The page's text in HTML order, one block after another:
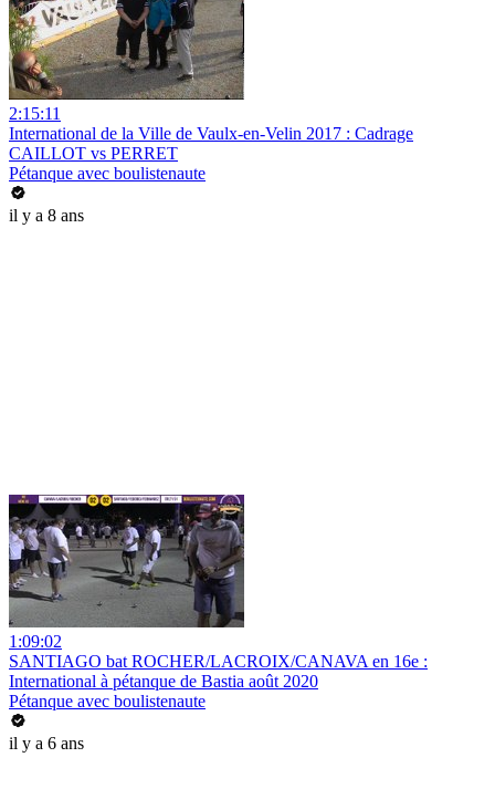
2:15:11
International de la Ville de Vaulx-en-Velin 2017 : Cadrage
CAILLOT vs PERRET
Pétanque avec boulistenaute
il y a 8 ans
1:09:02
SANTIAGO bat ROCHER/LACROIX/CANAVA en 16e :
International à pétanque de Bastia août 2020
Pétanque avec boulistenaute
il y a 6 ans